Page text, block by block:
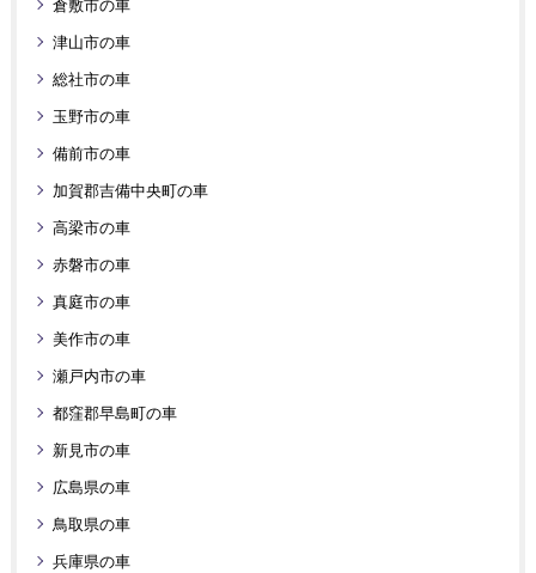
津山市の車
総社市の車
玉野市の車
備前市の車
加賀郡吉備中央町の車
高梁市の車
赤磐市の車
真庭市の車
美作市の車
瀬戸内市の車
都窪郡早島町の車
新見市の車
広島県の車
鳥取県の車
兵庫県の車